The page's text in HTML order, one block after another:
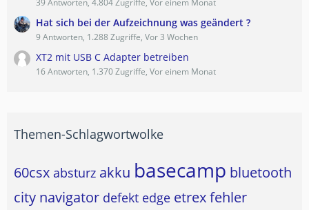
39 Antworten, 4.804 Zugriffe, Vor einem Monat
Hat sich bei der Aufzeichnung was geändert ?
9 Antworten, 1.288 Zugriffe, Vor 3 Wochen
XT2 mit USB C Adapter betreiben
16 Antworten, 1.370 Zugriffe, Vor einem Monat
Themen-Schlagwortwolke
60csx absturz akku basecamp bluetooth
city navigator defekt edge etrexfehler